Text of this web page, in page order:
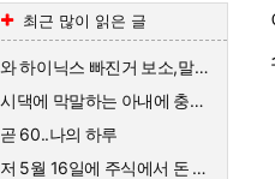
최근 많이 읽은 글
와 하이닉스 빠진거 보소,말이 안나옴
시댁에 막말하는 아내에 충격받은 스튜디오
곧 60..나의 하루
저 5월 16일에 주식에서 돈 90% 뺐다고 글 올렸어요